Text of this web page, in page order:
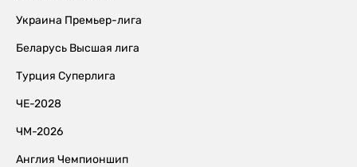
Украина Премьер-лига
Беларусь Высшая лига
Турция Суперлига
ЧЕ-2028
ЧМ-2026
Англия Чемпионшип